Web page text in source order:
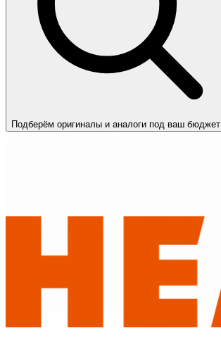
Подберём оригиналы и аналоги под ваш бюджет